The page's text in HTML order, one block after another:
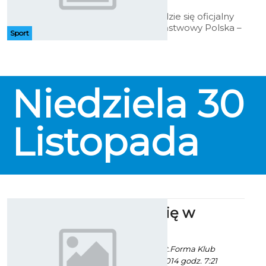
Sport
W Karlinie odbędzie się oficjalny
mecz międzypaństwowy Polska –
Polskiego z Robertem
Haratyunyan'em w wadze do 60
kg.
Niedziela 30
Listopada
Zakochaj się w
squashu
Artur Rutkowski / fot.Forma Klub
Koszalin - 16 Lipca 2014 godz. 7:21